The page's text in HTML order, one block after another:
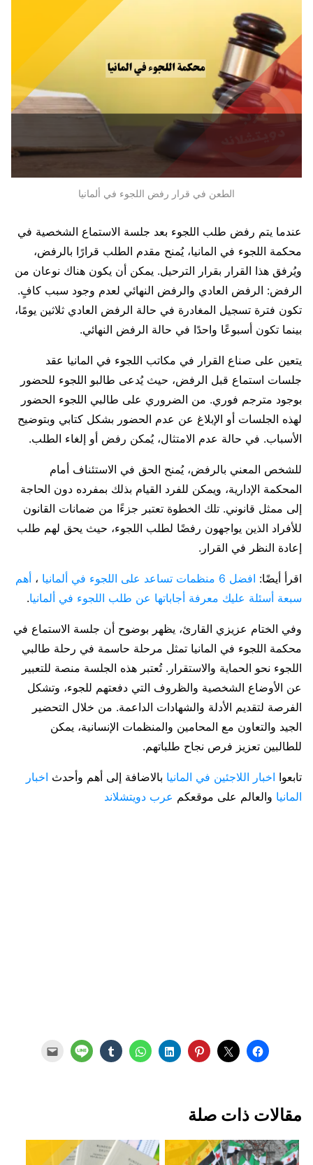
الطعن في قرار رفض اللجوء في ألمانيا
عندما يتم رفض طلب اللجوء بعد جلسة الاستماع الشخصية في
محكمة اللجوء في المانيا، يُمنح مقدم الطلب قرارًا بالرفض،
ويُرفق هذا القرار بقرار الترحيل. يمكن أن يكون هناك نوعان من
الرفض: الرفض العادي والرفض النهائي لعدم وجود سبب كافٍ.
تكون فترة تسجيل المغادرة في حالة الرفض العادي ثلاثين يومًا،
بينما تكون أسبوعًا واحدًا في حالة الرفض النهائي.
يتعين على صناع القرار في مكاتب اللجوء في المانيا عقد
جلسات استماع قبل الرفض، حيث يُدعى طالبو اللجوء للحضور
بوجود مترجم فوري. من الضروري على طالبي اللجوء الحضور
لهذه الجلسات أو الإبلاغ عن عدم الحضور بشكل كتابي وبتوضيح
الأسباب. في حالة عدم الامتثال، يُمكن رفض أو إلغاء الطلب.
للشخص المعني بالرفض، يُمنح الحق في الاستئناف أمام
المحكمة الإدارية، ويمكن للفرد القيام بذلك بمفرده دون الحاجة
إلى ممثل قانوني. تلك الخطوة تعتبر جزءًا من ضمانات القانون
للأفراد الذين يواجهون رفضًا لطلب اللجوء، حيث يحق لهم طلب
إعادة النظر في القرار.
اقرأ أيضًا: افضل 6 منظمات تساعد على اللجوء في ألمانيا ، أهم
سبعة أسئلة عليك معرفة أجاباتها عن طلب اللجوء في ألمانيا.
وفي الختام عزيزي القارئ، يظهر بوضوح أن جلسة الاستماع في
محكمة اللجوء في المانيا تمثل مرحلة حاسمة في رحلة طالبي
اللجوء نحو الحماية والاستقرار. تُعتبر هذه الجلسة منصة للتعبير
عن الأوضاع الشخصية والظروف التي دفعتهم للجوء، وتشكل
الفرصة لتقديم الأدلة والشهادات الداعمة. من خلال التحضير
الجيد والتعاون مع المحامين والمنظمات الإنسانية، يمكن
للطالبين تعزيز فرص نجاح طلباتهم.
تابعوا اخبار اللاجئين في المانيا بالاضافة إلى أهم وأحدث اخبار
المانيا والعالم على موقعكم عرب دويتشلاند
مقالات ذات صلة